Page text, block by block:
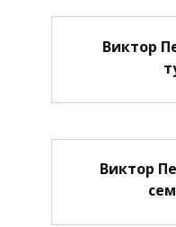
Виктор
Виктор